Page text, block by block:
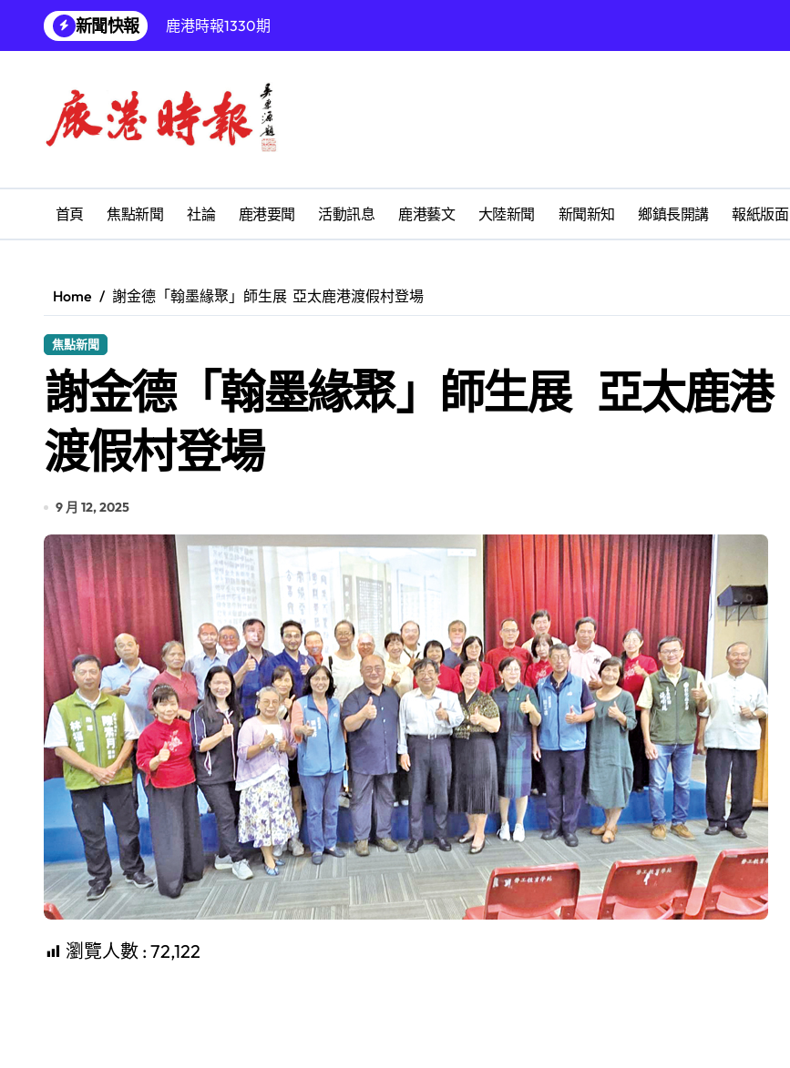
content
新聞快報
鹿港時報1330期
【第十四屆海峽青年薈】兩岸青年福州體驗水上運動
兩岸青年齊聚福州共話農文旅融合發展
彰化縣長青幸福卡功能再提升幸福彰化隨我走 一卡在手提供更完善及貼近生活的福利服務
為鰻魚產業注入活水 找回養殖業者的春天
SUM順興汽車
首頁 焦點新聞 社論 鹿港要聞 活動訊息 鹿港藝文 大陸新聞 新聞新知 鄉鎮長開講 報紙版面
Home 謝金德「翰墨緣聚」師生展 亞太鹿港渡假村登場
焦點新聞
謝金德「翰墨緣聚」師生展 亞太鹿港
渡假村登場
9 月 12, 2025
瀏覽人數 : 72,122